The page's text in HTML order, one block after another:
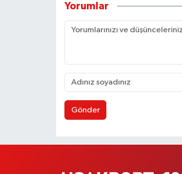
Yorumlar
Gönder